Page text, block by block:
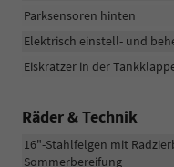
Parksensoren hinten
Elektrisch einstell- und
Eiskratzer in der
Räder & Technik
16"-Stahlfelgen mit
Sommerbereifung